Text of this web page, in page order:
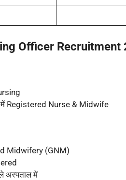
Officer Recruitment
Registered Nurse & Midwife
Midwifery (GNM)
अस्पताल में